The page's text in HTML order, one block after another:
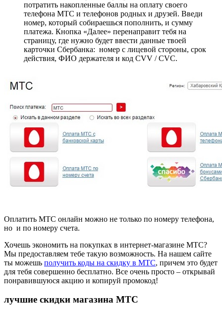
потратить накопленные баллы на оплату своего
телефона МТС и телефонов родных и друзей. Введи
номер, который собираешься пополнить, и сумму
платежа. Кнопка «Далее» перенаправит тебя на
страницу, где нужно будет ввести данные твоей
карточки Сбербанка: номер с лицевой стороны, срок
действия, ФИО держателя и код CVV / CVC.
Оплатить МТС онлайн можно не только по номеру телефона,
но и по номеру счета.
Хочешь экономить на покупках в интернет-магазине МТС?
Мы предоставляем тебе такую возможность. На нашем сайте
ты можешь получить коды на скидку в МТС, причем это будет
для тебя совершенно бесплатно. Все очень просто – открывай
понравившуюся акцию и копируй промокод!
лучшие скидки магазина МТС